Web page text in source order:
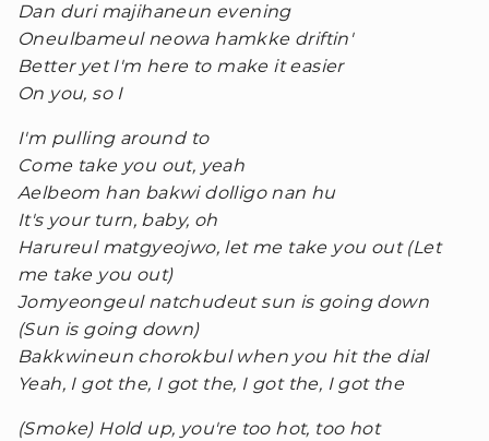
Dan duri majihaneun evening
Oneulbameul neowa hamkke driftin'
Better yet I'm here to make it easier
On you, so I
I'm pulling around to
Come take you out, yeah
Aelbeom han bakwi dolligo nan hu
It's your turn, baby, oh
Harureul matgyeojwo, let me take you out (Let
me take you out)
Jomyeongeul natchudeut sun is going down
(Sun is going down)
Bakkwineun chorokbul when you hit the dial
Yeah, I got the, I got the, I got the, I got the
(Smoke) Hold up, you're too hot, too hot